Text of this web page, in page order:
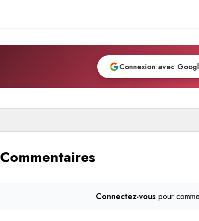
Connexion avec
Commentaires
Connectez-vous pour